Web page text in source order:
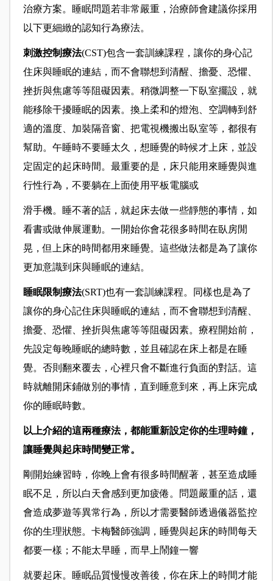
治療方案。睡眠問題若非常嚴重，治療師會建議你採用
以下更細緻的認知行為療法。
刺激控制療法(CST)包含一套訓練課程，讓你的身心記
住床與睡眠的連結，而不會聯想到清醒、擔憂、恐懼、
挫折與焦慮等等阻礙因素。稍微調整一下臥室擺設，就
能移除干擾睡眠的因素。換上柔和的燈泡、空調轉到舒
適的溫度、加裝隔音窗、把電視機搬出臥室等，都很有
幫助。午睡時不要睡太久，想睡覺的時候才上床，並設
定固定的起床時間。最重要的是，床只能用來睡覺與進
行性行為，不要躺在上面使用平板電腦或
滑手機。睡不著的話，就起床去做一些靜態的事情，如
看書或做伸展運動。一開始你會花很多時間在臥房閒
晃，但上床的時間都用來睡覺。這些做法都是為了讓你
更加意識到床與睡眠的連結。
睡眠限制療法(SRT)也有一套訓練課程。同樣也是為了
讓你的身心記住床與睡眠的連結，而不會聯想到清醒、
擔憂、恐懼、挫折與焦慮等等阻礙因素。療程開始前，
先設定每晚睡眠的總時數，並且確認在床上都是在睡
覺。否則翻來覆去，心裡只會不斷進行負面的對話。這
時就離開床鋪做別的事情，直到睡意到來，再上床完成
你的睡眠時數。
以上介紹的這兩種療法，都能重新設定你的生理時鐘，
讓睡覺與起床時間變正常。
剛開始練習時，你晚上會有很多時間醒著，甚至造成睡
眠不足，所以白天會感到更加疲倦。問題嚴重的話，還
會造成夢遊等異常行為，所以才需要醫師透過儀器監控
你的生理狀態。卡梅醫師強調，睡覺與起床的時間每天
都要一樣；不能太早睡，而早上鬧鐘一響
就要起床。睡眠品質慢慢改善後，你在床上的時間才能